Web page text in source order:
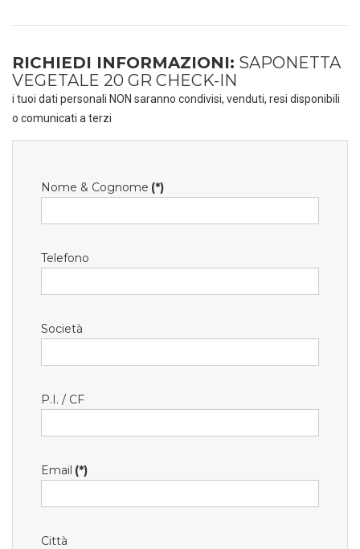
RICHIEDI INFORMAZIONI: SAPONETTA
VEGETALE 20 GR CHECK-IN
i tuoi dati personali NON saranno condivisi, venduti, resi disponibili
o comunicati a terzi
Nome & Cognome (*)
Telefono
Società
P.I. / CF
Email (*)
Città